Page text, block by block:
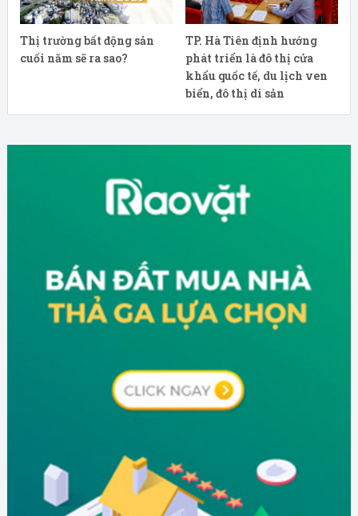
Thị trường bất động sản
cuối năm sẽ ra sao?
TP. Hà Tiên định hướng
phát triển là đô thị cửa
khẩu quốc tế, du lịch ven
biển, đô thị di sản